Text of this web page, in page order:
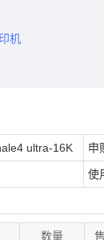
机
ultra-16K 申
使
数量